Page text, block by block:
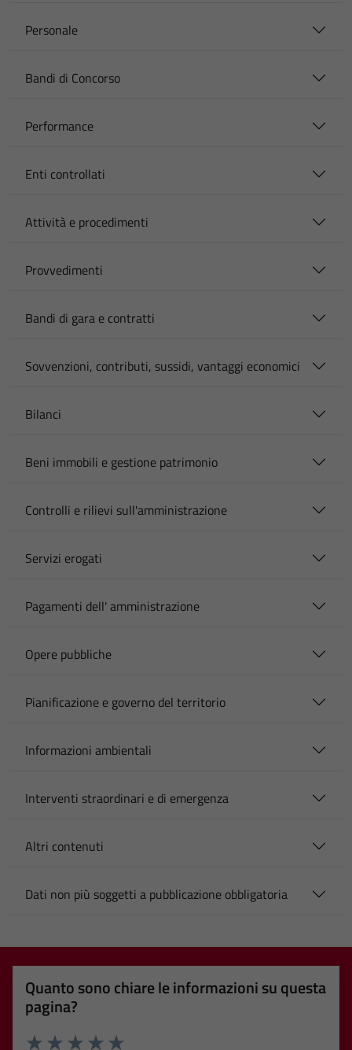
Personale
Bandi di Concorso
Performance
Enti controllati
Attività e procedimenti
Provvedimenti
Bandi di gara e contratti
Sovvenzioni, contributi, sussidi, vantaggi economici
Bilanci
Beni immobili e gestione patrimonio
Controlli e rilievi sull'amministrazione
Servizi erogati
Pagamenti dell' amministrazione
Opere pubbliche
Pianificazione e governo del territorio
Informazioni ambientali
Interventi straordinari e di emergenza
Altri contenuti
Dati non più soggetti a pubblicazione obbligatoria
Quanto sono chiare le informazioni su questa
pagina?